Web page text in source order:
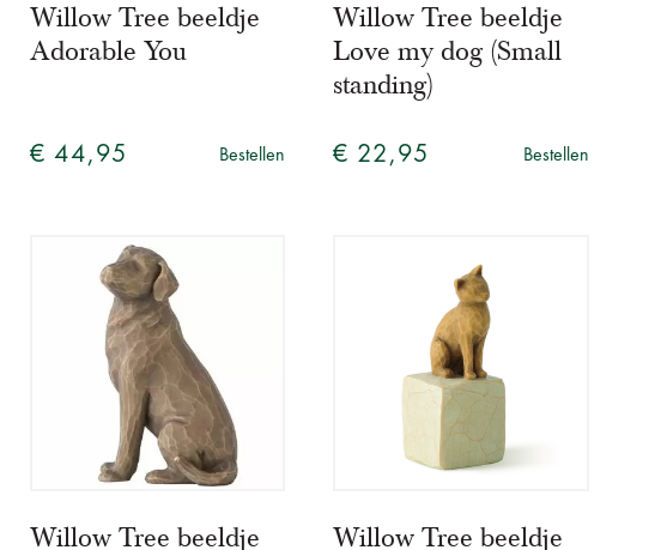
Willow Tree beeldje
Adorable You
€ 44,95 Bestellen
Willow Tree beeldje
Love my dog (Small
standing)
€ 22,95 Bestellen
Willow Tree beeldje
Willow Tree beeldje